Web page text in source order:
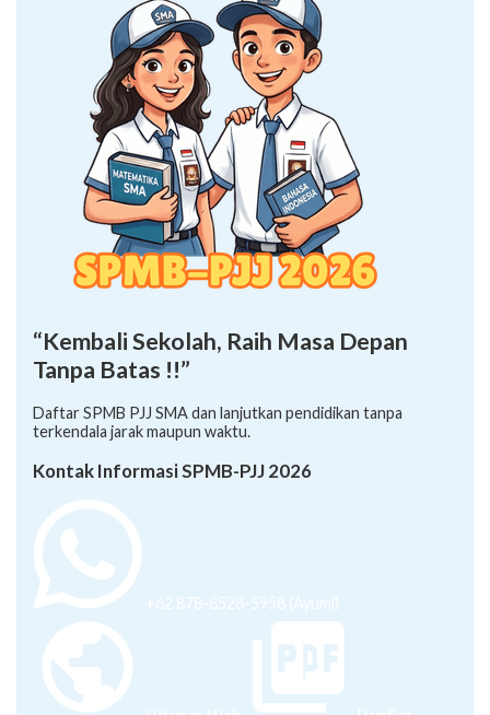
“Kembali Sekolah, Raih Masa Depan
Tanpa Batas !!”
Daftar SPMB PJJ SMA dan lanjutkan pendidikan tanpa
terkendala jarak maupun waktu.
Kontak Informasi SPMB-PJJ 2026
+62 878-8528-5958 (Ayumi)